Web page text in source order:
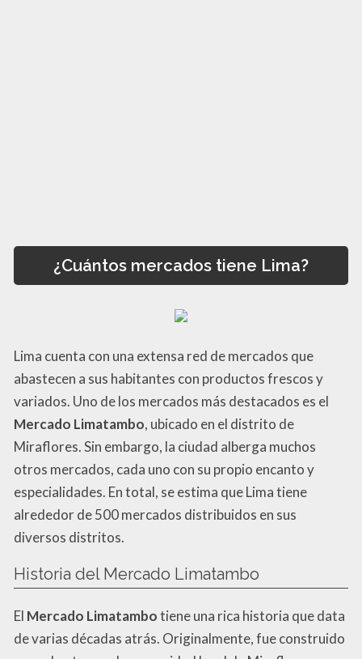
¿Cuántos mercados tiene Lima?
Lima cuenta con una extensa red de mercados que
abastecen a sus habitantes con productos frescos y
variados. Uno de los mercados más destacados es el
Mercado Limatambo, ubicado en el distrito de
Miraflores. Sin embargo, la ciudad alberga muchos
otros mercados, cada uno con su propio encanto y
especialidades. En total, se estima que Lima tiene
alrededor de 500 mercados distribuidos en sus
diversos distritos.
Historia del Mercado Limatambo
El Mercado Limatambotiene una rica historia que data
de varias décadas atrás. Originalmente, fue construido